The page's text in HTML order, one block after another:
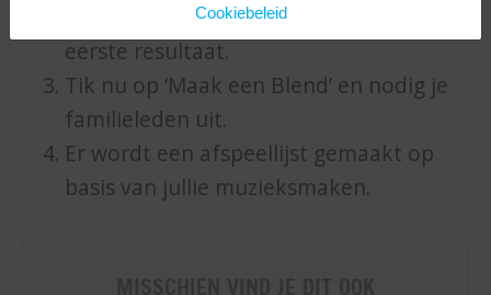
Typ in de zoekbalk ‘Blend’ en tik op het
eerste resultaat.
Tik nu op ‘Maak een Blend’ en nodig je
familieleden uit.
Er wordt een afspeellijst gemaakt op
basis van jullie muzieksmaken.
Cookiebeleid